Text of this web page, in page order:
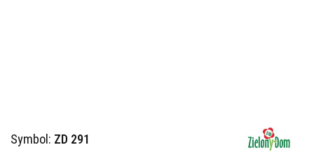
Symbol: ZD 291